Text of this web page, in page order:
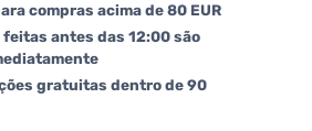
compras acima de 80 EUR
antes das 12:00 são
gratuitas dentro de 90